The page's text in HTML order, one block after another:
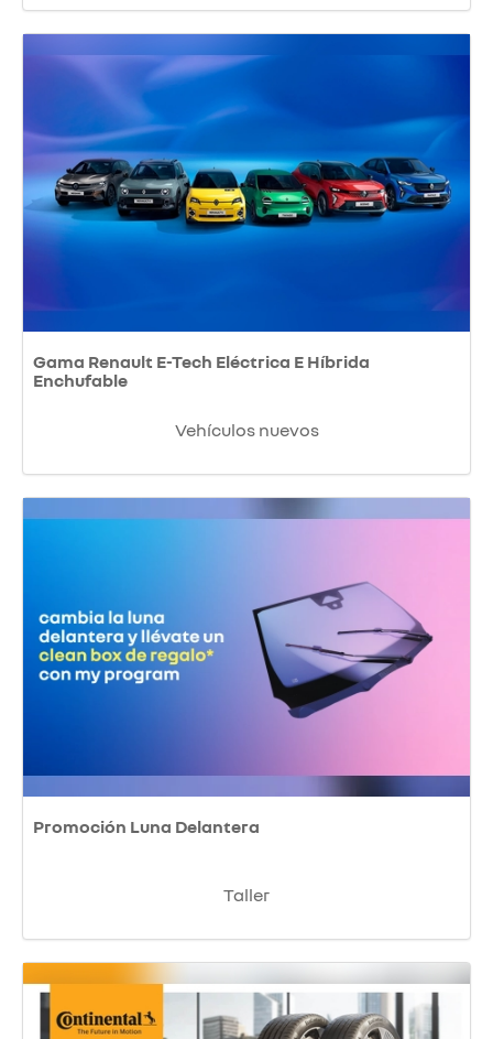
Gama Renault E-Tech Eléctrica E Híbrida
Enchufable
Vehículos nuevos
Promoción Luna Delantera
Taller